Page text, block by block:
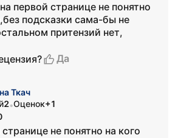
первой странице не понятно
подсказки сама-бы не
притензий нет,
Да
Ткач
2•Оценок+1
не понятно на кого